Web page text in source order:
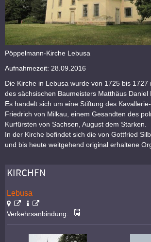
Pöppelmann-Kirche Lebusa
Aufnahmezeit: 28.09.2016
Die Kirche in Lebusa wurde von 1725 bis 1727
des sächsischen Baumeisters Matthäus Daniel
Es handelt sich um eine Stiftung des
Friedrich von Milkau, einem Gesandten des
Kurfürsten von Sachsen, August dem Starken.
In der Kirche befindet sich die von Gottfried
und bis heute weitgehend original erhaltene
KIRCHEN
Lebusa
Verkehrsanbindung: